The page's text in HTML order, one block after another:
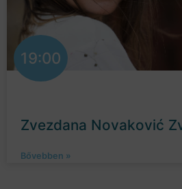
19:00
Zvezdana Novaković
Bővebben »